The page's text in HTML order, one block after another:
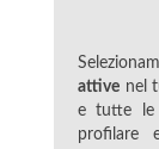
attive nel
e tutte le
profilare